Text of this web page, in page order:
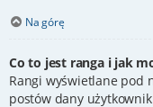
Na górę
Co to jest ranga i jak
Rangi wyświetlane pod
postów dany